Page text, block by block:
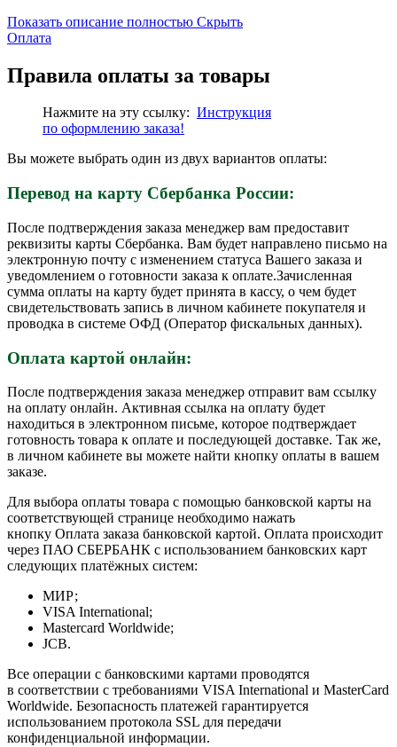
Показать описание полностью Скрыть
Оплата
Правила оплаты за товары
Нажмите на эту ссылку: Инструкция
по оформлению заказа!
Вы можете выбрать один из двух вариантов оплаты:
Перевод на карту Сбербанка России:
После подтверждения заказа менеджер вам предоставит
реквизиты карты Сбербанка. Вам будет направлено письмо на
электронную почту с изменением статуса Вашего заказа и
уведомлением о готовности заказа к оплате.Зачисленная
сумма оплаты на карту будет принята в кассу, о чем будет
свидетельствовать запись в личном кабинете покупателя и
проводка в системе ОФД (Оператор фискальных данных).
Оплата картой онлайн:
После подтверждения заказа менеджер отправит вам ссылку
на оплату онлайн. Активная ссылка на оплату будет
находиться в электронном письме, которое подтверждает
готовность товара к оплате и последующей доставке. Так же,
в личном кабинете вы можете найти кнопку оплаты в вашем
заказе.
Для выбора оплаты товара с помощью банковской карты на
соответствующей странице необходимо нажать
кнопку Оплата заказа банковской картой. Оплата происходит
через ПАО СБЕРБАНК с использованием банковских карт
следующих платёжных систем:
МИР;
VISA International;
Mastercard Worldwide;
JCB.
Все операции с банковскими картами проводятся
в соответствии с требованиями VISA International и MasterCard
Worldwide. Безопасность платежей гарантируется
использованием протокола SSL для передачи
конфиденциальной информации.